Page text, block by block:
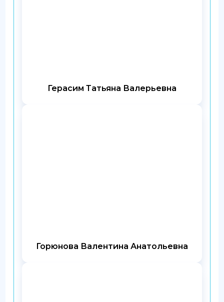
Герасим Татьяна Валерьевна
Горюнова Валентина Анатольевна